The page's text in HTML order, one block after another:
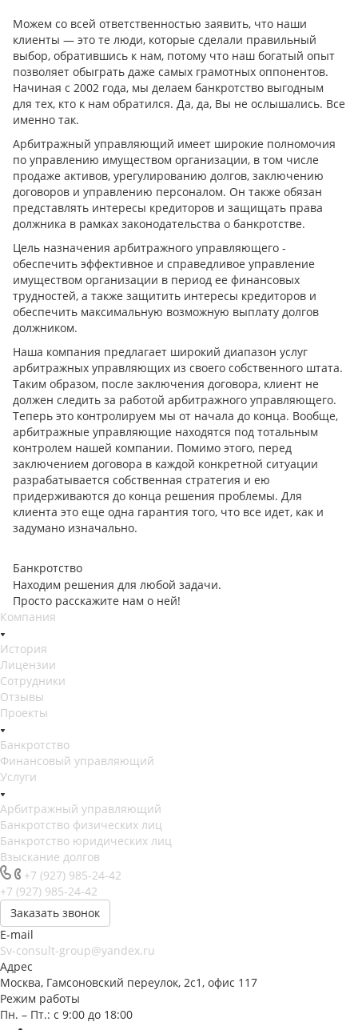
Можем со всей ответственностью заявить, что наши
клиенты — это те люди, которые сделали правильный
выбор, обратившись к нам, потому что наш богатый опыт
позволяет обыграть даже самых грамотных оппонентов.
Начиная с 2002 года, мы делаем банкротство выгодным
для тех, кто к нам обратился. Да, да, Вы не ослышались. Все
именно так.
Арбитражный управляющий имеет широкие полномочия
по управлению имуществом организации, в том числе
продаже активов, урегулированию долгов, заключению
договоров и управлению персоналом. Он также обязан
представлять интересы кредиторов и защищать права
должника в рамках законодательства о банкротстве.
Цель назначения арбитражного управляющего -
обеспечить эффективное и справедливое управление
имуществом организации в период ее финансовых
трудностей, а также защитить интересы кредиторов и
обеспечить максимальную возможную выплату долгов
должником.
Наша компания предлагает широкий диапазон услуг
арбитражных управляющих из своего собственного штата.
Таким образом, после заключения договора, клиент не
должен следить за работой арбитражного управляющего.
Теперь это контролируем мы от начала до конца. Вообще,
арбитражные управляющие находятся под тотальным
контролем нашей компании. Помимо этого, перед
заключением договора в каждой конкретной ситуации
разрабатывается собственная стратегия и ею
придерживаются до конца решения проблемы. Для
клиента это еще одна гарантия того, что все идет, как и
задумано изначально.
Банкротство
Находим решения для любой задачи.
Просто расскажите нам о ней!
Компания
История
Лицензии
Сотрудники
Отзывы
Проекты
Банкротство
Финансовый управляющий
Услуги
Арбитражный управляющий
Банкротство физических лиц
Банкротство юридических лиц
Взыскание долгов
+7 (927) 985-24-42
+7 (927) 985-24-42
Заказать звонок
E-mail
Sv-consult-group@yandex.ru
Адрес
Москва, Гамсоновский переулок, 2с1, офис 117
Режим работы
Пн. – Пт.: с 9:00 до 18:00